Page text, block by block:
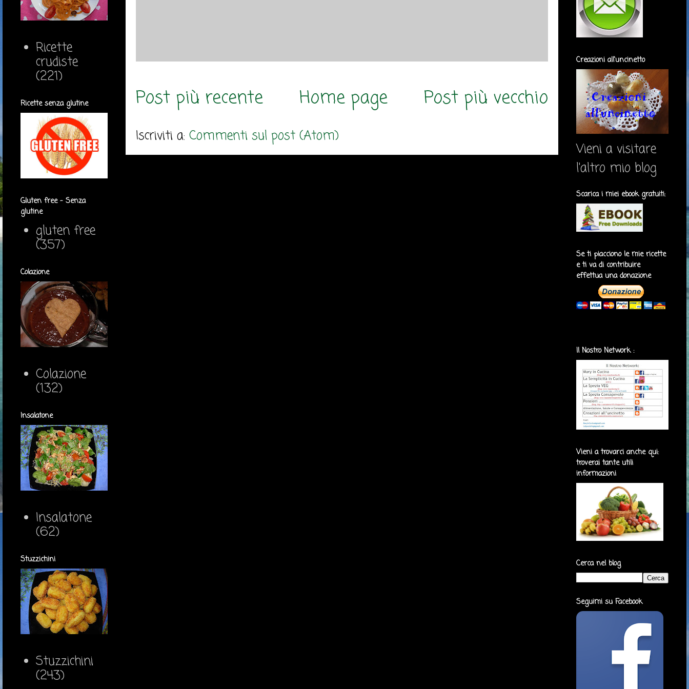
Post più recente Post più vecchio
Home page
Iscriviti a: Commenti sul post (Atom)
Ricette
crudiste
(221)
Ricette senza glutine
Gluten free - Senza
glutine
gluten free
(357)
Colazione
Colazione
(132)
Insalatone
Insalatone
(62)
Stuzzichini
Stuzzichini
(243)
Creazioni all'uncinetto
Vieni a visitare
l'altro mio blog
Scarica i miei ebook gratuiti:
Se ti piacciono le mie ricette
e ti va di contribuire
effettua una donazione
Il Nostro Network :
Vieni a trovarci anche qui:
troverai tante utili
informazioni
Cerca nel blog
Seguimi su Facebook